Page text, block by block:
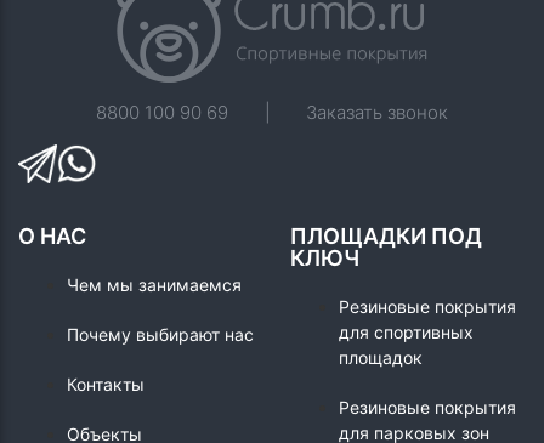
8800 100 90 69 Заказать звонок
О НАС
Чем мы занимаемся
Почему выбирают нас
Контакты
Объекты
ПЛОЩАДКИ ПОД
КЛЮЧ
Резиновые покрытия
для спортивных
площадок
Резиновые покрытия
для парковых зон